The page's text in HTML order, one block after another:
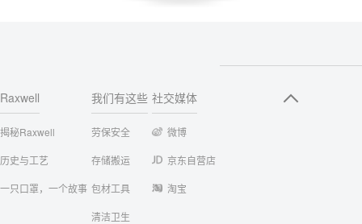
Raxwell
揭秘Raxwell
历史与工艺
一只口罩，一个故事
我们有这些
劳保安全
存储搬运
包材工具
清洁卫生
社交媒体
微博
京东自营店
淘宝